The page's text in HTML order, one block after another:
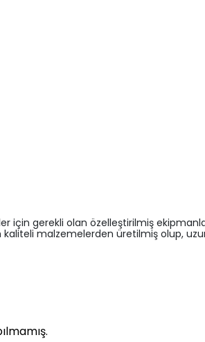
için gerekli olan özelleştirilmiş
malzemelerden üretilmiş olup,